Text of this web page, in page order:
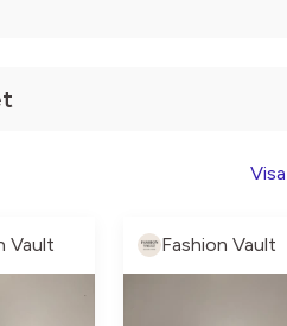
Vault Fashion Vault